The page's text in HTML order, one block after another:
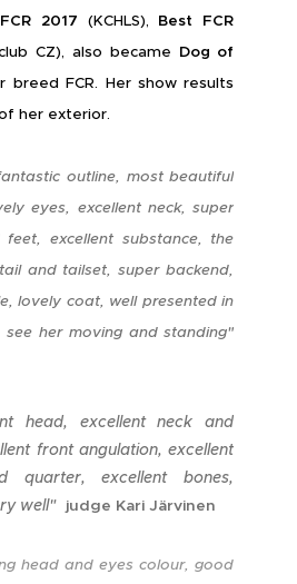
2017 (KCHLS), Best FCR
CZ), also became Dog of
breed FCR. Her show results
her exterior.
outline, most beautiful
eyes, excellent neck, super
excellent substance, the
and tailset, super backend,
lovely coat, well presented in
her moving and standing"
head, excellent neck and
front angulation,excellent
quarter, excellent bones,
well" judge Kari Järvinen
head and eyes colour, good